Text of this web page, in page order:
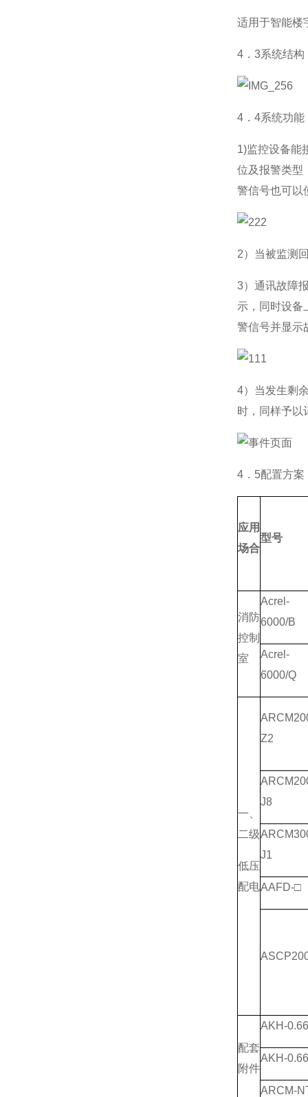
适用于智能楼
4．3系统结构
4．4系统功能
1)监控设备能
位及报警类型
警信号也可以
2）当被监测
3）通讯故障
示，同时设备
警信号并显示
4）当发生剩
时，同样予以
4．5配置方案
应用
场合
型号
消防
控制
室
Acrel-
6000/B
Acrel-
6000/Q
一、
二级
低压
配电
Z2
J8
J1
AAFD-□
配套
附件
AKH-0.66
AKH-
ARCM-